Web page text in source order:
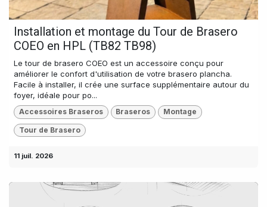
Installation et montage du Tour de Brasero
COEO en HPL (TB82 TB98)
Le tour de brasero COEO est un accessoire conçu pour
améliorer le confort d'utilisation de votre brasero plancha.
Facile à installer, il crée une surface supplémentaire autour du
foyer, idéale pour po...
Accessoires Braseros Braseros Montage
Tour de Brasero
11 juil. 2026